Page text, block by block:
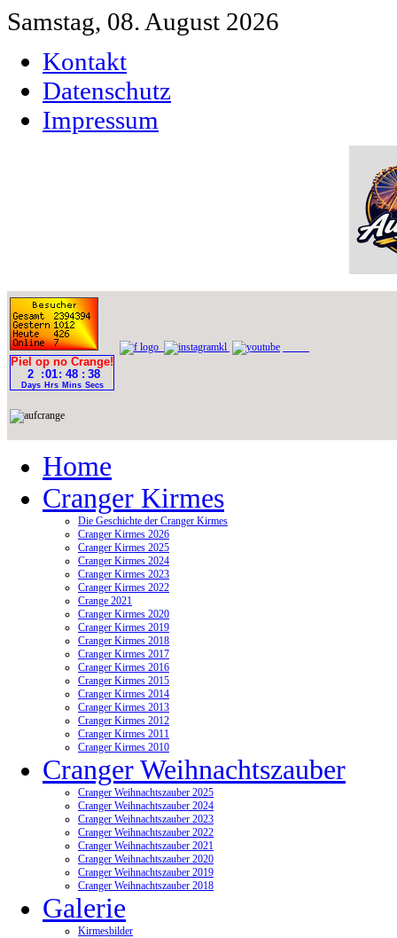
Samstag, 08. August 2026
Kontakt
Datenschutz
Impressum
Home
Cranger Kirmes
Die Geschichte der Cranger Kirmes
Cranger Kirmes 2026
Cranger Kirmes 2025
Cranger Kirmes 2024
Cranger Kirmes 2023
Cranger Kirmes 2022
Crange 2021
Cranger Kirmes 2020
Cranger Kirmes 2019
Cranger Kirmes 2018
Cranger Kirmes 2017
Cranger Kirmes 2016
Cranger Kirmes 2015
Cranger Kirmes 2014
Cranger Kirmes 2013
Cranger Kirmes 2012
Cranger Kirmes 2011
Cranger Kirmes 2010
Cranger Weihnachtszauber
Cranger Weihnachtszauber 2025
Cranger Weihnachtszauber 2024
Cranger Weihnachtszauber 2023
Cranger Weihnachtszauber 2022
Cranger Weihnachtszauber 2021
Cranger Weihnachtszauber 2020
Cranger Weihnachtszauber 2019
Cranger Weihnachtszauber 2018
Galerie
Kirmesbilder